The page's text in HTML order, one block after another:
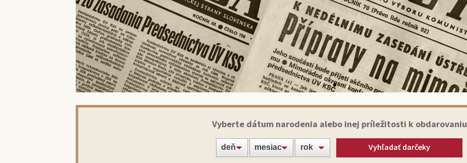
Historické noviny
Prekvapte svojich blízkych alebo známych jedinečným darčekom:
Vyberte dátum narodenia alebo inej príležitosti k obdarovaniu
Vyhľadať darčeky